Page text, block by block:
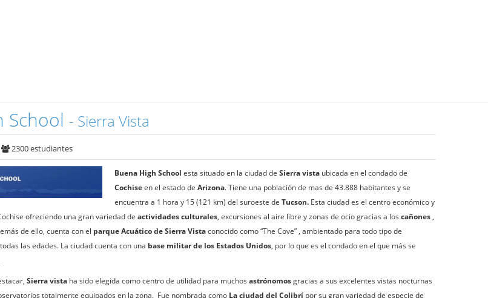
School - Sierra Vista
2300 estudiantes
Buena High School esta situado en la ciudad de Sierra vista ubicada en el condado de
Cochiseen el estado de Arizona. Tiene una población de mas de 43.888 habitantes y se
encuentra a 1 hora y 15 (121 km) del suroeste de Tucson. Esta ciudad es el centro económico y
ofreciendo una gran variedad de actividades culturales, excursiones al aire libre y zonas de ocio gracias a los cañones ,
de ello, cuenta con el parque Acuático de Sierra Vistaconocido como “The Cove” , ambientado para todo tipo de
las edades. La ciudad cuenta con una base militar de los Estados Unidos, por lo que es el condado en el que más se
Sierra vista ha sido elegida como centro de utilidad para muchos astrónomosgracias a sus excelentes vistas nocturnas
totalmente equipados en la zona. Fue nombrada como La ciudad del Colibrí por su gran variedad de especie de